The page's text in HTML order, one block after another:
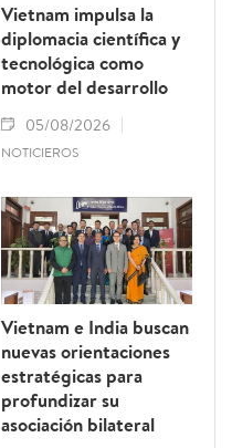
Vietnam impulsa la
diplomacia científica y
tecnológica como
motor del desarrollo
05/08/2026
NOTICIEROS
Vietnam e India buscan
nuevas orientaciones
estratégicas para
profundizar su
asociación bilateral